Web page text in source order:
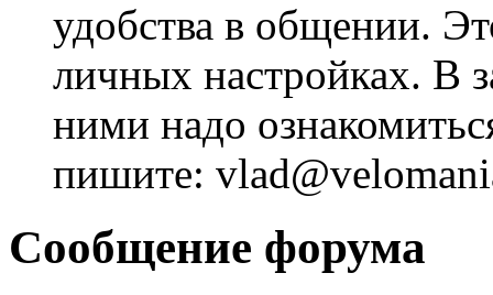
удобства в общении.
личных настройках. В
ними надо
пишите:
Сообщение форума